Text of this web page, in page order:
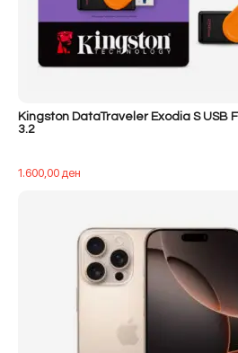
Kingston DataTraveler Exodia S USB
3.2
1.600,00ден